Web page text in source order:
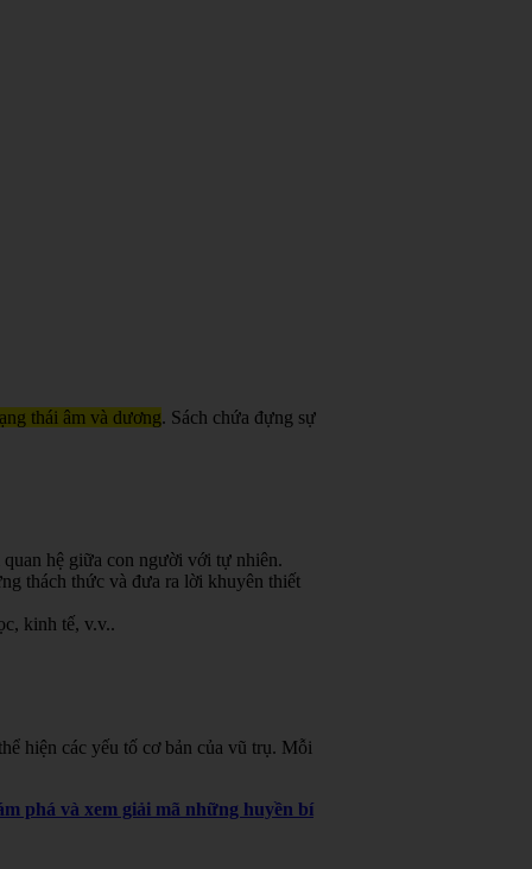
thái âm và dương. Sách chứa đựng sự
hệ giữa con người với tự nhiên.
thách thức và đưa ra lời khuyên thiết
kinh tế, v.v..
hiện các yếu tố cơ bản của vũ trụ. Mỗi
phá và xem giải mã những huyền bí